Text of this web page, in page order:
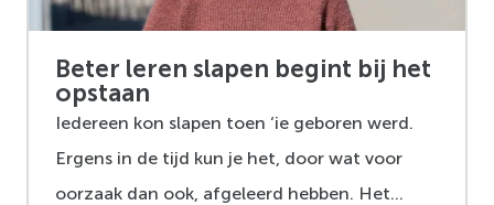
Beter leren slapen begint bij het
opstaan
Iedereen kon slapen toen ‘ie geboren werd.
Ergens in de tijd kun je het, door wat voor
oorzaak dan ook, afgeleerd hebben. Het